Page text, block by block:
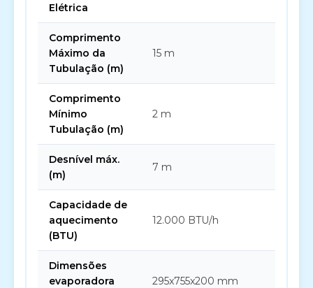
Elétrica
Comprimento
Máximo da
Tubulação (m)
15 m
Comprimento
Mínimo
Tubulação (m)
2 m
Desnível máx.
(m)
7 m
Capacidade de
aquecimento
(BTU)
12.000 BTU/h
Dimensões
evaporadora
295x755x200 mm